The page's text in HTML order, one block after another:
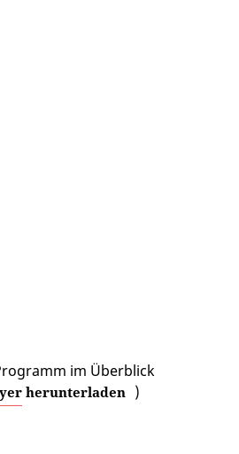
im Überblick
herunterladen )